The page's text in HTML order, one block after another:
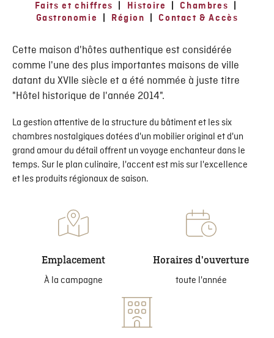
Faits et chiffres Histoire Chambres
Gastronomie
Région Contact & Accès
Cette maison d'hôtes authentique est considérée
comme l'une des plus importantes maisons de ville
datant du XVIIe siècle et a été nommée à juste titre
"Hôtel historique de l'année 2014".
La gestion attentive de la structure du bâtiment et les six
chambres nostalgiques dotées d'un mobilier original et d'un
grand amour du détail offrent un voyage enchanteur dans le
temps. Sur le plan culinaire, l'accent est mis sur l'excellence
et les produits régionaux de saison.
Emplacement
À la campagne
Horaires d'ouverture
toute l'année